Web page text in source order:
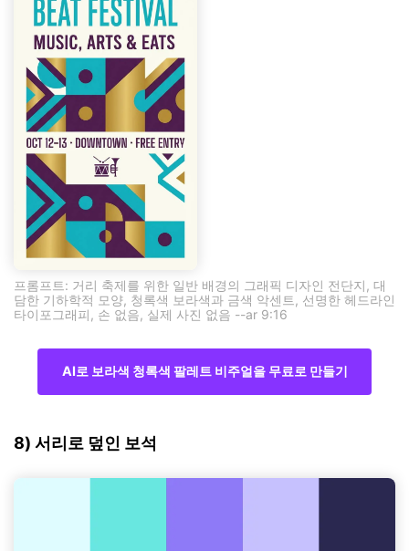
프롬프트: 거리 축제를 위한 일반 배경의 그래픽 디자인 전단지, 대
담한 기하학적 모양, 청록색 보라색과 금색 악센트, 선명한 헤드라인
타이포그래피, 손 없음, 실제 사진 없음 --ar 9:16
AI로 보라색 청록색 팔레트 비주얼을 무료로 만들기
8) 서리로 덮인 보석